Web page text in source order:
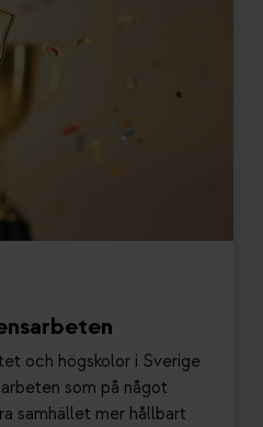
och högskolor i Sverige
som på något
samhället mer hållbart